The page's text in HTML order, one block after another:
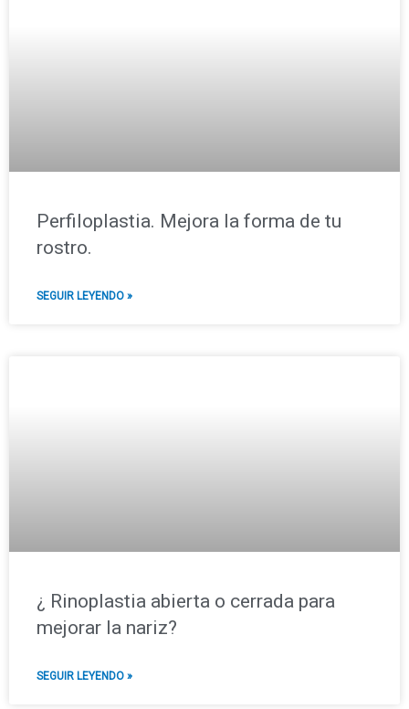
Perfiloplastia. Mejora la forma de tu
rostro.
SEGUIR LEYENDO »
¿ Rinoplastia abierta o cerrada para
mejorar la nariz?
SEGUIR LEYENDO »